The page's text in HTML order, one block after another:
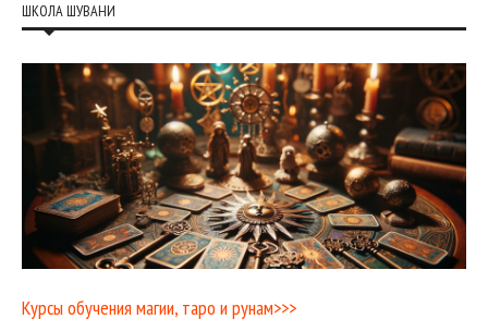
ШКОЛА ШУВАНИ
Курсы обучения магии, таро и рунам>>>